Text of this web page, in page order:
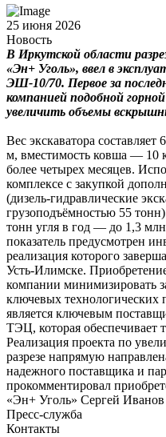
25 июня 2026
Новость
В Иркутской области
«Эн+ Уголь», ввел в
ЭШ-10/70. Первое за
компанией подобной
увеличить объемы
Вес экскаватора
м, вместимость ковша —
более четырех месяцев.
комплексе с закупкой
(дизель-гидравлические
грузоподъёмностью 55
тонн угля в год — до 1,3
показатель предусмотрен
реализация которого
Усть-Илимске.
компании минимизировать
ключевых технологических
является ключевым
ТЭЦ, которая обеспечивает
Реализация проекта по
разрезе напрямую
надежного поставщика и
прокомментировал
«Эн+ Уголь» Сергей Иванов
Пресс-служба
Контакты